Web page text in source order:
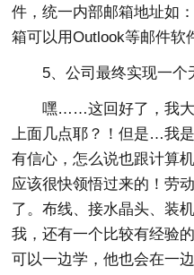
件，统一内部邮箱地址如
箱可以用Outlook等邮件软
5、公司最终实现一个
嘿……这回好了，我大
上面几点耶？！但是…我
有信心，怎么说也跟计算
应该很快领悟过来的！劳
了。布线、接水晶头、装
我，还有一个比较有经验
可以一边学，他也会在一